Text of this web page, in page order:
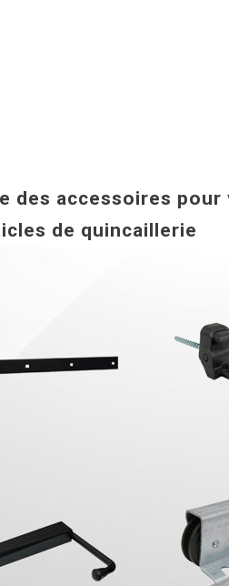
des accessoires
de quincaillerie